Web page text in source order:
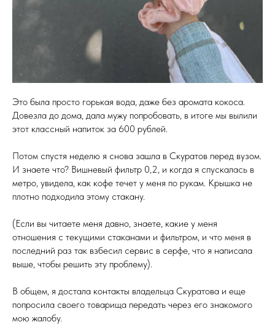
Это была просто горькая вода, даже без аромата кокоса.
Довезла до дома, дала мужу попробовать, в итоге мы вылили
этот классный напиток за 600 рублей.
Потом спустя неделю я снова зашла в Скуратов перед вузом.
И знаете что? Вишневый фильтр 0,2, и когда я спускалась в
метро, увидела, как кофе течет у меня по рукам. Крышка не
плотно подходила этому стакану.
(Если вы читаете меня давно, знаете, какие у меня
отношения с текущими стаканами и фильтром, и что меня в
последний раз так взбесил сервис в серфе, что я написала
выше, чтобы решить эту проблему).
В общем, я достала контакты владельца Скуратова и еще
попросила своего товарища передать через его знакомого
мою жалобу.